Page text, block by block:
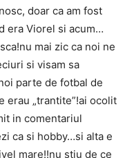
doar ca am fost
era Viorel si acum…
mai zic ca noi ne
si visam sa
parte de fotbal de
erau „trantite”!ai ocolit
in comentariul
ca si hobby…si alta e
mare!!nu stiu de ce